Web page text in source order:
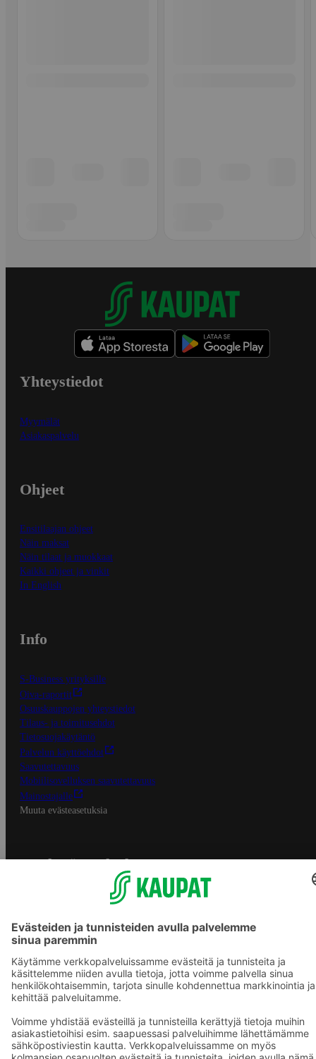
Yhteystiedot
Myymälät
Asiakaspalvelu
Ohjeet
Ensitilaajan ohjeet
Näin maksat
Näin tilaat ja muokkaat
Kaikki ohjeet ja vinkit
In English
Info
S-Business yrityksille
Oiva-raportit
Osuuskauppojen yhteystiedot
Tilaus- ja toimitusehdot
Tietosuojakäytäntö
Palvelun käyttöehdot
Saavutettavuus
Mobiilisovelluksen saavutettavuus
Mainostajalle
Muuta evästeasetuksia
S-ryhmän palvelut
Asiakasomistajuus
Yhteishyvä Ruoka -sovellus
Prisma.fi
Sokos.fi
S-Pankki
Sokos Hotels
Raflaamo